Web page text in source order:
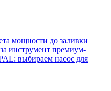
мощности до заливки
инструмент премиум-
выбираем насос для